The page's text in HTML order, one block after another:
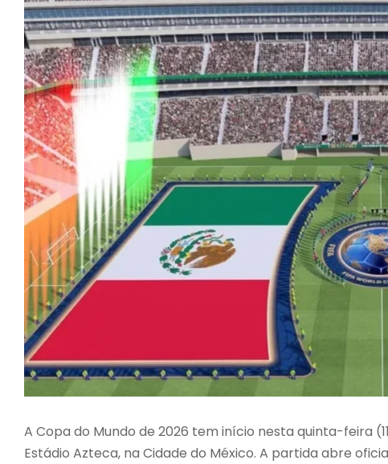
A Copa do Mundo de 2026 tem início nesta quinta-feira
Estádio Azteca, na Cidade do México. A partida abre